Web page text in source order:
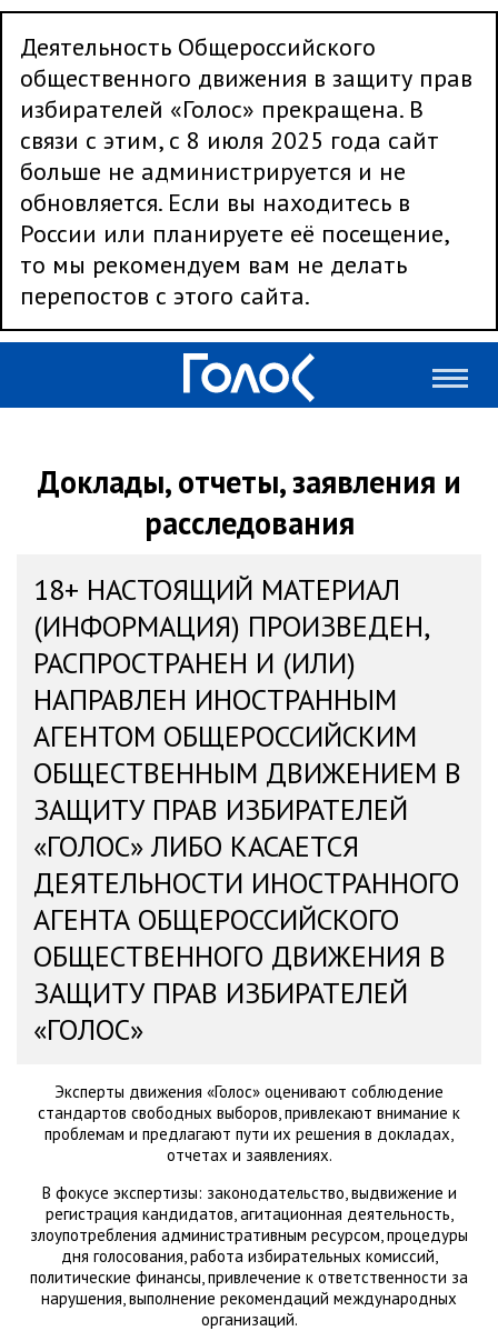
Деятельность Общероссийского
общественного движения в защиту прав
избирателей «Голос» прекращена. В
связи с этим, с 8 июля 2025 года сайт
больше не администрируется и не
обновляется. Если вы находитесь в
России или планируете её посещение,
то мы рекомендуем вам не делать
перепостов с этого сайта.
Доклады, отчеты, заявления и
расследования
18+ НАСТОЯЩИЙ МАТЕРИАЛ
(ИНФОРМАЦИЯ) ПРОИЗВЕДЕН,
РАСПРОСТРАНЕН И (ИЛИ)
НАПРАВЛЕН ИНОСТРАННЫМ
АГЕНТОМ ОБЩЕРОССИЙСКИМ
ОБЩЕСТВЕННЫМ ДВИЖЕНИЕМ В
ЗАЩИТУ ПРАВ ИЗБИРАТЕЛЕЙ
«ГОЛОС» ЛИБО КАСАЕТСЯ
ДЕЯТЕЛЬНОСТИ ИНОСТРАННОГО
АГЕНТА ОБЩЕРОССИЙСКОГО
ОБЩЕСТВЕННОГО ДВИЖЕНИЯ В
ЗАЩИТУ ПРАВ ИЗБИРАТЕЛЕЙ
«ГОЛОС»
Эксперты движения «Голос» оценивают соблюдение
стандартов свободных выборов, привлекают внимание к
проблемам и предлагают пути их решения в докладах,
отчетах и заявлениях.
В фокусе экспертизы: законодательство, выдвижение и
регистрация кандидатов, агитационная деятельность,
злоупотребления административным ресурсом, процедуры
дня голосования, работа избирательных комиссий,
политические финансы, привлечение к ответственности за
нарушения, выполнение рекомендаций международных
организаций.